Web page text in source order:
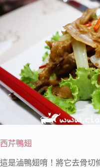
西芹鴨翅
這是滷鴨翅唷！將它去骨切